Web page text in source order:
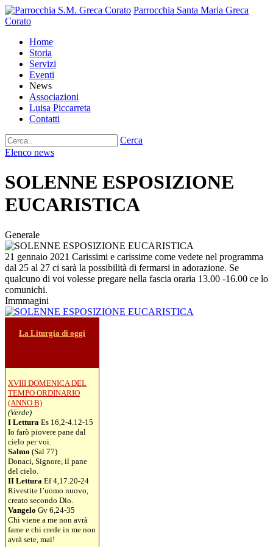
Parrocchia Santa Maria Greca
Corato
Home
Storia
Servizi
Eventi
News
Associazioni
Luisa Piccarreta
Contatti
Cerca
Elenco news
SOLENNE ESPOSIZIONE
EUCARISTICA
Generale
21 gennaio 2021 Carissimi e carissime come vedete nel programma
dal 25 al 27 ci sarà la possibilità di fermarsi in adorazione. Se
qualcuno di voi volesse pregare nella fascia oraria 13.00 -16.00 ce lo
comunichi.
Immmagini
La Liturgia di oggi
XVIII DOMENICA DEL
TEMPO ORDINARIO
(ANNO B)
(Verde)
I Lettura Es 16,2-4.12-15
Io farò piovere pane dal
cielo per voi.
Salmo (Sal 77)
Donaci, Signore, il pane
del cielo.
II Lettura Ef 4,17.20-24
Rivestite l’uomo nuovo,
creato secondo Dio.
Vangelo Gv 6,24-35
Chi viene a me non avrà
fame e chi crede in me non
avrà sete, mai!